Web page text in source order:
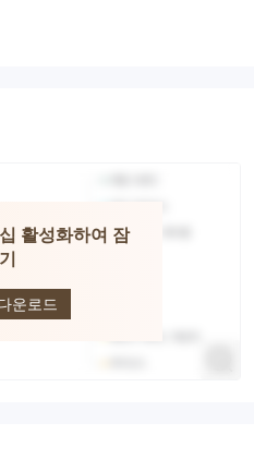
활성화하여 잠
운로드
Global